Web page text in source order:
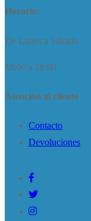
Horario:
De Lunes a Sábado
10:00 a 18:00
Atención al cliente
Contacto
Devoluciones